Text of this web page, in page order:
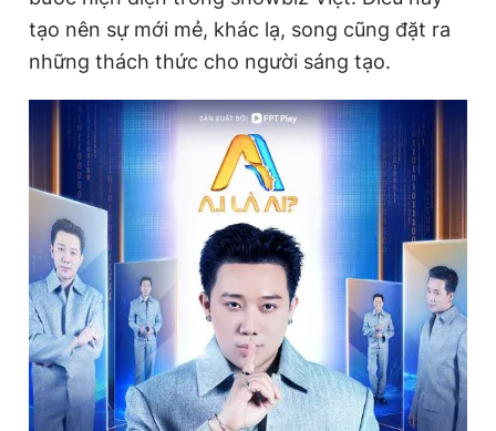
tạo nên sự mới mẻ, khác lạ, song cũng đặt ra
những thách thức cho người sáng tạo.